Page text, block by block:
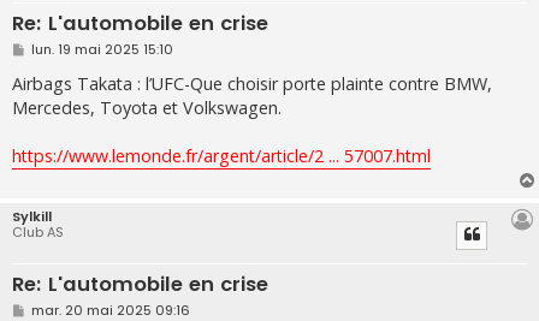
Re: L'automobile en crise
M
s
s
a
lun. 19 mai 2025 15:10
Airbags Takata : l’UFC-Que choisir porte plainte contre BMW,
Mercedes, Toyota et Volkswagen.
https://www.lemonde.fr/argent/article/2 ... 57007.html
Sylkill
Club AS
Re: L'automobile en crise
M
mar. 20 mai 2025 09:16